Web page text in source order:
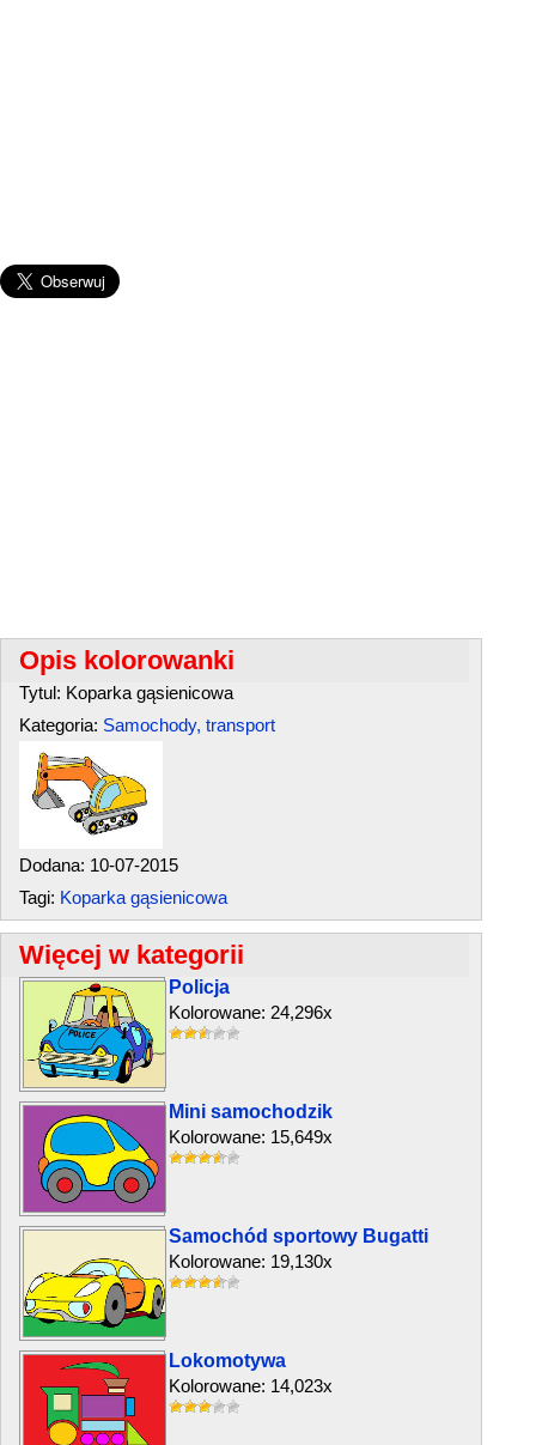
Opis kolorowanki
Tytul: Koparka gąsienicowa
Kategoria: Samochody, transport
Dodana: 10-07-2015
Tagi: Koparka gąsienicowa
Więcej w kategorii
Policja
Kolorowane: 24,296x
Mini samochodzik
Kolorowane: 15,649x
Samochód sportowy Bugatti
Kolorowane: 19,130x
Lokomotywa
Kolorowane: 14,023x